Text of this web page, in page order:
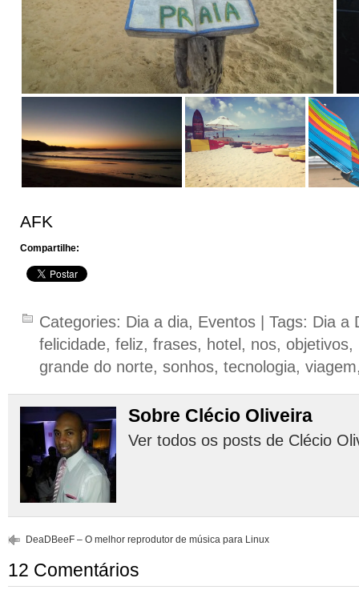
AFK
Compartilhe:
Categories: Dia a dia, Eventos | Tags: Dia a
felicidade, feliz, frases, hotel , nos, objetivos,
grande do norte, sonhos, tecnologia, viagem
Sobre Clécio Oliveira
Ver todos os posts de Clécio
DeaDBeeF – O melhor reprodutor de música para Linux
12 Comentários